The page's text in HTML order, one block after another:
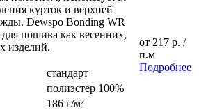
курток и верхней
Dewspo Bonding WR
пошива как весенних,
изделий.
стандарт
полиэстер 100%
186 г/м²
от 217 р. /
п.м
Подробнее